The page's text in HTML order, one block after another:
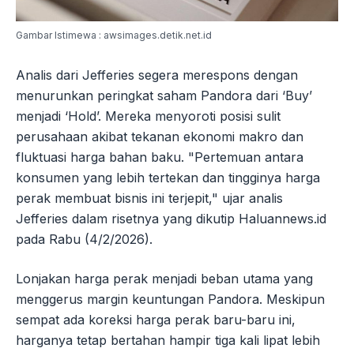
Gambar Istimewa : awsimages.detik.net.id
Analis dari Jefferies segera merespons dengan
menurunkan peringkat saham Pandora dari ‘Buy’
menjadi ‘Hold’. Mereka menyoroti posisi sulit
perusahaan akibat tekanan ekonomi makro dan
fluktuasi harga bahan baku. "Pertemuan antara
konsumen yang lebih tertekan dan tingginya harga
perak membuat bisnis ini terjepit," ujar analis
Jefferies dalam risetnya yang dikutip Haluannews.id
pada Rabu (4/2/2026).
Lonjakan harga perak menjadi beban utama yang
menggerus margin keuntungan Pandora. Meskipun
sempat ada koreksi harga perak baru-baru ini,
harganya tetap bertahan hampir tiga kali lipat lebih